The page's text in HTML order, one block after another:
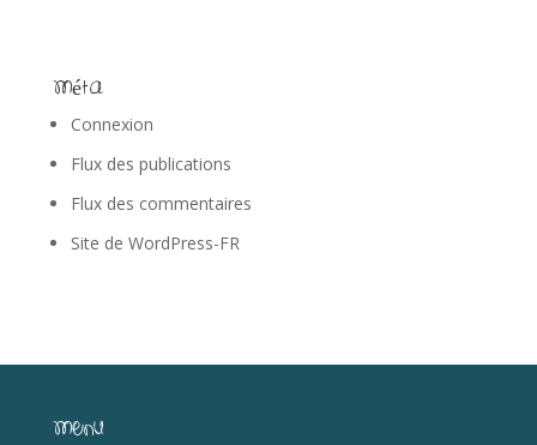
Méta
Connexion
Flux des publications
Flux des commentaires
Site de WordPress-FR
Menu